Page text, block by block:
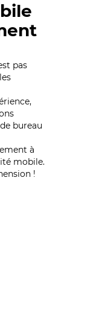
pas
bureau
à
mobile.
!